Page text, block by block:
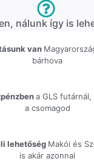
nálunk így is
van
bárhova
a GLS
a csomagod
lehetőség Makói és
is akár azonnal